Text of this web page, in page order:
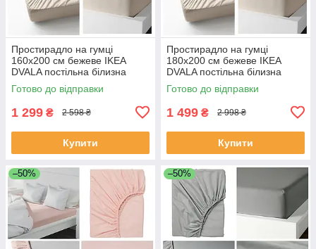
Простирадло на гумці
160х200 см бежеве IKEA
DVALA постільна білизна
двоспальна 100% бавовна
ІКЕА ДВАЛА
Готово до відправки
1 299 ₴ 2 598 ₴
Купити
Простирадло на гумці
180х200 см бежеве IKEA
DVALA постільна білизна
двоспальна 100% бавовна
ІКЕА ДВАЛА
Готово до відправки
1 499 ₴ 2 998 ₴
Купити
–50% –50%